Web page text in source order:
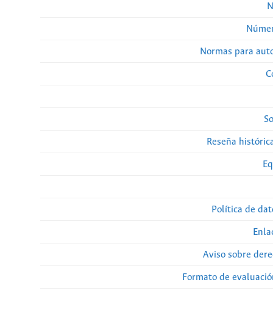
Normas para
Reseña
Política de
Aviso sobre
Formato de